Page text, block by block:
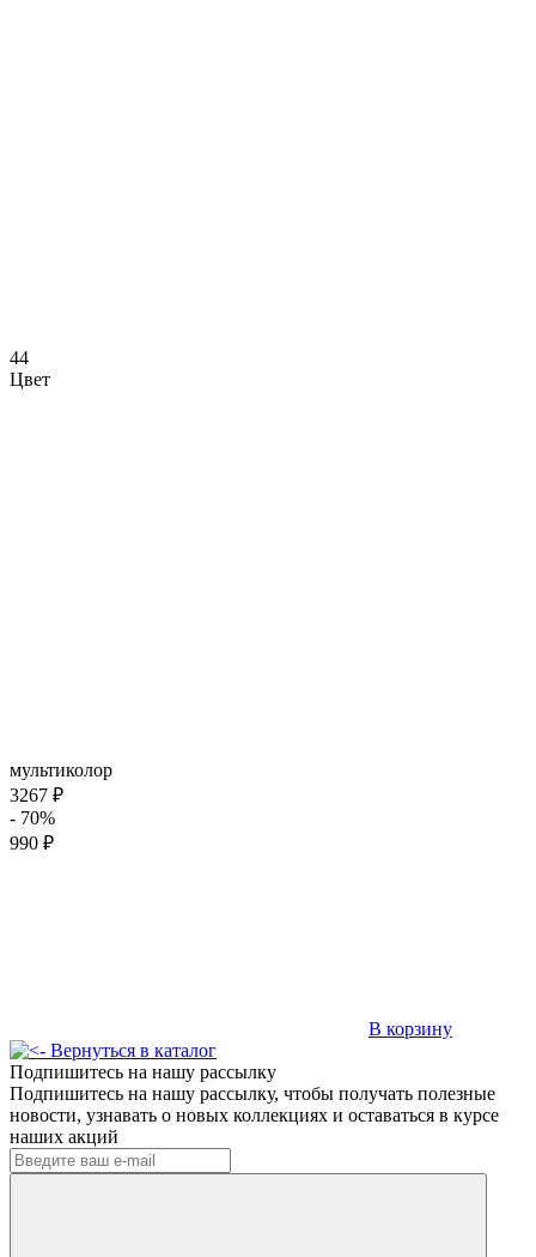
44
Цвет
мультиколор
3267 ₽
- 70%
990 ₽
В корзину
Вернуться в каталог
Подпишитесь на нашу рассылку
Подпишитесь на нашу рассылку, чтобы получать полезные
новости, узнавать о новых коллекциях и оставаться в курсе
наших акций